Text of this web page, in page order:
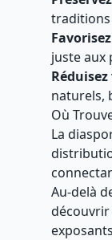
juste aux
naturels,
Où
La
Au-delà
découvrir